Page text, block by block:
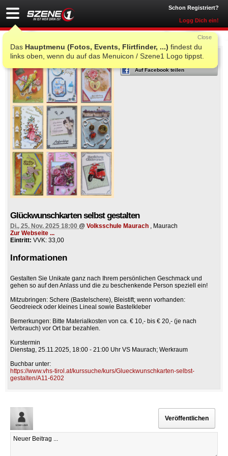
Schon Registriert?
Logg Dich ein!
Das Hauptmenu (Fotos, Events, Flirtfinder, ...) findest du
links oben, wenn du auf das Menuicon / Szene1 Logo tippst.
Close
ICH WAR AUCH DORT
Auf Facebook teilen
Glückwunschkarten selbst gestalten
Di., 25. Nov. 2025 18:00 @ Volksschule Maurach , Maurach
Zur Webseite ...
Eintritt: VVK: 33,00
Informationen
Gestalten Sie Unikate ganz nach Ihrem persönlichen Geschmack und
gehen so auf den Anlass und die zu beschenkende Person speziell ein!
Mitzubringen: Schere (Bastelschere), Bleistift; wenn vorhanden:
Geodreieck oder kleines Lineal sowie Bastelkleber
Bemerkungen: Bitte Materialkosten von ca. € 10,- bis € 20,- (je nach
Verbrauch) vor Ort bar bezahlen.
Kurstermin
Dienstag, 25.11.2025, 18:00 - 21:00 Uhr VS Maurach; Werkraum
Buchbar unter:
https://www.vhs-tirol.at/kurssuche/kurs/Glueckwunschkarten-selbst-
gestalten/A11-6202